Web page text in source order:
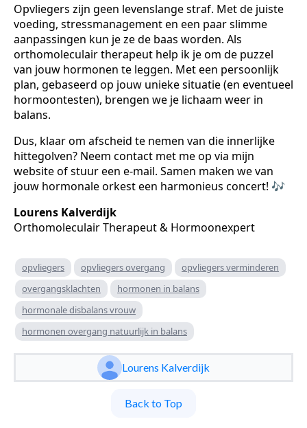
Opvliegers zijn geen levenslange straf. Met de juiste
voeding, stressmanagement en een paar slimme
aanpassingen kun je ze de baas worden. Als
orthomoleculair therapeut help ik je om de puzzel
van jouw hormonen te leggen. Met een persoonlijk
plan, gebaseerd op jouw unieke situatie (en eventueel
hormoontesten), brengen we je lichaam weer in
balans.
Dus, klaar om afscheid te nemen van die innerlijke
hittegolven? Neem contact met me op via mijn
website of stuur een e-mail. Samen maken we van
jouw hormonale orkest een harmonieus concert! 🎶
Lourens Kalverdijk
Orthomoleculair Therapeut & Hormoonexpert
opvliegers opvliegers overgang
opvliegers verminderen
overgangsklachten
hormonen in balans
hormonale disbalans vrouw
hormonen overgang natuurlijk in balans
Lourens Kalverdijk
Back to Top